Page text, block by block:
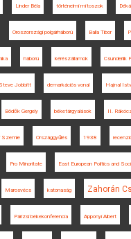
Linder Béla történelmi mítoszok
Oroszországi polgárháború Balla Tibor
háború kérészállamok Csunderlik
Steve Jobbitt demarkációs vonal Hajnal
Bödők Gergely béketárgyalások II.
Szemle Országgyűlés 1938
Pro Minoritate East European Politics and
Marosvécs katonaság Zahorán
Párizsi békekonferencia Apponyi Albert